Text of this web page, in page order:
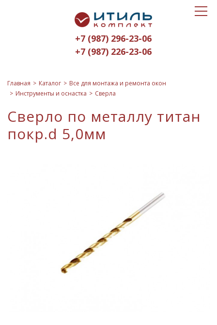
Итиль-
Комплект
logo
+7 (987) 296-23-06
+7 (987) 226-23-06
Toggle
Главная Каталог
Все для монтажа и ремонта окон
Инструменты и оснастка
Сверла
Сверло по металлу титан
покр.d 5,0мм